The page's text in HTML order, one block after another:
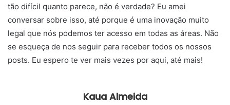
tão difícil quanto parece, não é verdade? Eu amei
conversar sobre isso, até porque é uma inovação muito
legal que nós podemos ter acesso em todas as áreas. Não
se esqueça de nos seguir para receber todos os nossos
posts. Eu espero te ver mais vezes por aqui, até mais!
Kaua Almeida